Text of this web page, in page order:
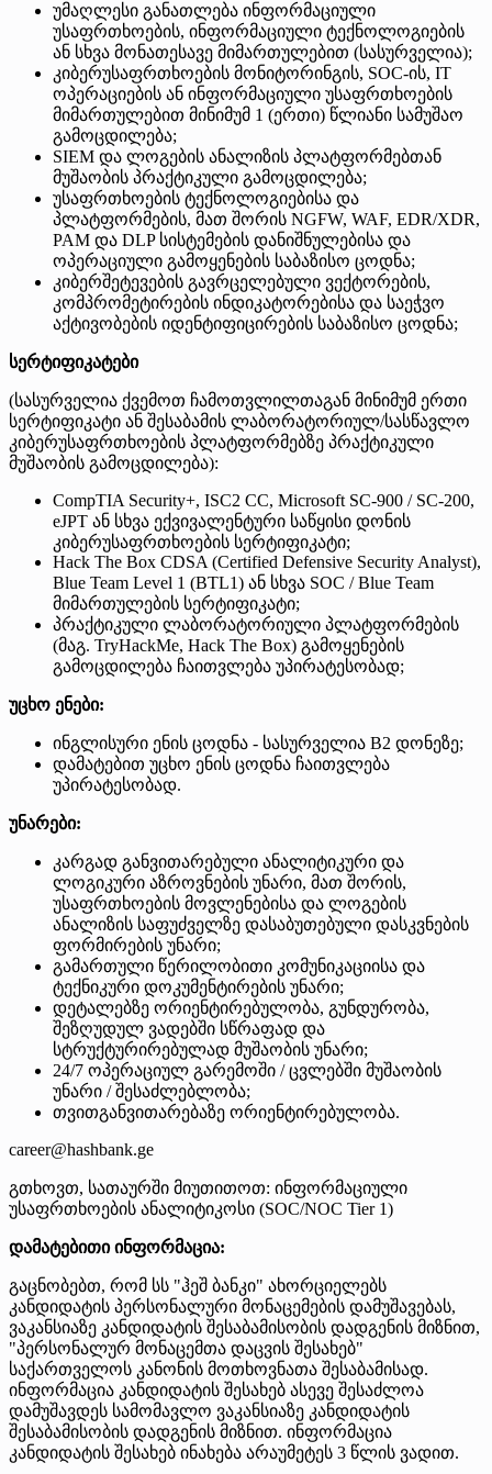
უმაღლესი განათლება ინფორმაციული
უსაფრთხოების, ინფორმაციული ტექნოლოგიების
ან სხვა მონათესავე მიმართულებით (სასურველია);
კიბერუსაფრთხოების მონიტორინგის, SOC-ის, IT
ოპერაციების ან ინფორმაციული უსაფრთხოების
მიმართულებით მინიმუმ 1 (ერთი) წლიანი სამუშაო
გამოცდილება;
SIEM და ლოგების ანალიზის პლატფორმებთან
მუშაობის პრაქტიკული გამოცდილება;
უსაფრთხოების ტექნოლოგიებისა და
პლატფორმების, მათ შორის NGFW, WAF, EDR/XDR,
PAM და DLP სისტემების დანიშნულებისა და
ოპერაციული გამოყენების საბაზისო ცოდნა;
კიბერშეტევების გავრცელებული ვექტორების,
კომპრომეტირების ინდიკატორებისა და საეჭვო
აქტივობების იდენტიფიცირების საბაზისო ცოდნა;
სერტიფიკატები
(სასურველია ქვემოთ ჩამოთვლილთაგან მინიმუმ ერთი
სერტიფიკატი ან შესაბამის ლაბორატორიულ/სასწავლო
კიბერუსაფრთხოების პლატფორმებზე პრაქტიკული
მუშაობის გამოცდილება):
CompTIA Security+, ISC2 CC, Microsoft SC-900 / SC-200,
eJPT ან სხვა ექვივალენტური საწყისი დონის
კიბერუსაფრთხოების სერტიფიკატი;
Hack The Box CDSA (Certified Defensive Security Analyst),
Blue Team Level 1 (BTL1) ან სხვა SOC / Blue Team
მიმართულების სერტიფიკატი;
პრაქტიკული ლაბორატორიული პლატფორმების
(მაგ. TryHackMe, Hack The Box) გამოყენების
გამოცდილება ჩაითვლება უპირატესობად;
უცხო ენები:
ინგლისური ენის ცოდნა - სასურველია B2 დონეზე;
დამატებით უცხო ენის ცოდნა ჩაითვლება
უპირატესობად.
უნარები:
კარგად განვითარებული ანალიტიკური და
ლოგიკური აზროვნების უნარი, მათ შორის,
უსაფრთხოების მოვლენებისა და ლოგების
ანალიზის საფუძველზე დასაბუთებული დასკვნების
ფორმირების უნარი;
გამართული წერილობითი კომუნიკაციისა და
ტექნიკური დოკუმენტირების უნარი;
დეტალებზე ორიენტირებულობა, გუნდურობა,
შეზღუდულ ვადებში სწრაფად და
სტრუქტურირებულად მუშაობის უნარი;
24/7 ოპერაციულ გარემოში / ცვლებში მუშაობის
უნარი / შესაძლებლობა;
თვითგანვითარებაზე ორიენტირებულობა.
career@hashbank.ge
გთხოვთ, სათაურში მიუთითოთ: ინფორმაციული
უსაფრთხოების ანალიტიკოსი (SOC/NOC Tier 1)
დამატებითი ინფორმაცია:
გაცნობებთ, რომ სს "ჰეშ ბანკი" ახორციელებს
კანდიდატის პერსონალური მონაცემების დამუშავებას,
ვაკანსიაზე კანდიდატის შესაბამისობის დადგენის მიზნით,
"პერსონალურ მონაცემთა დაცვის შესახებ"
საქართველოს კანონის მოთხოვნათა შესაბამისად.
ინფორმაცია კანდიდატის შესახებ ასევე შესაძლოა
დამუშავდეს სამომავლო ვაკანსიაზე კანდიდატის
შესაბამისობის დადგენის მიზნით. ინფორმაცია
კანდიდატის შესახებ ინახება არაუმეტეს 3 წლის ვადით.